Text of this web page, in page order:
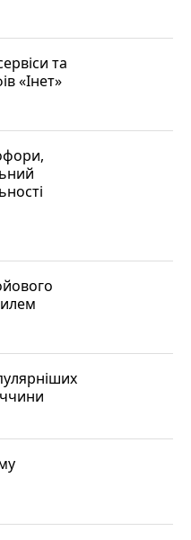
та
«Інет»